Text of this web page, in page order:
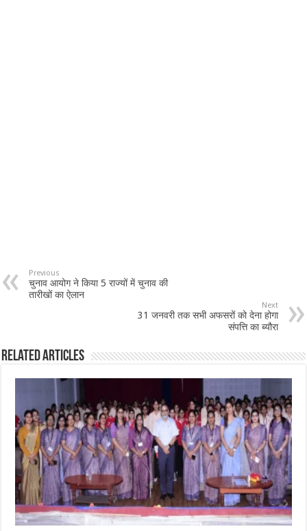
Previous
चुनाव आयोग ने किया 5 राज्यों में चुनाव की
तारीखों का ऐलान
Next
31 जनवरी तक सभी अफसरों को देना होगा
संपत्ति का ब्यौरा
Related Articles